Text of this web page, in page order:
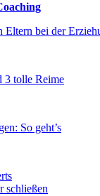
bei der
3 tolle Reime
So geht’s
schließen